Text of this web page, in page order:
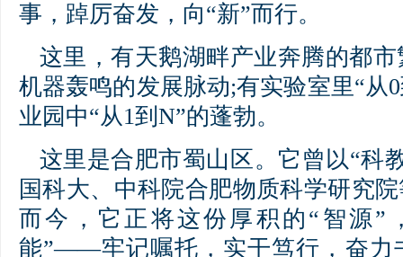
事，踔厉奋发，向“新”而行。
这里，有天鹅湖畔产业奔腾的都
机器轰鸣的发展脉动;有实验室里“从
业园中“从1到N”的蓬勃。
这里是合肥市蜀山区。它曾以“科
国科大、中科院合肥物质科学研究
而今，它正将这份厚积的“智源”
能”——牢记嘱托，实干笃行，奋力